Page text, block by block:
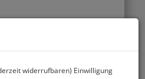
widerrufbaren) Einwilligung